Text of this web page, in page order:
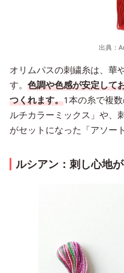
出典：
オリムパスの刺繍糸は、華
す。 色調や色感が安定して
つくれます。1本の糸で複
ルチカラーミックス」や、
がセットになった「アソー
ルシアン：刺し心地